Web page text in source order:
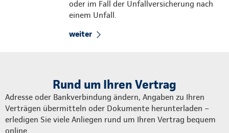
oder im Fall der Unfallversicherung nach
einem Unfall.
weiter
Rund um Ihren Vertrag
Adresse oder Bankverbindung ändern, Angaben zu Ihren
Verträgen übermitteln oder Dokumente herunterladen –
erledigen Sie viele Anliegen rund um Ihren Vertrag bequem
online.